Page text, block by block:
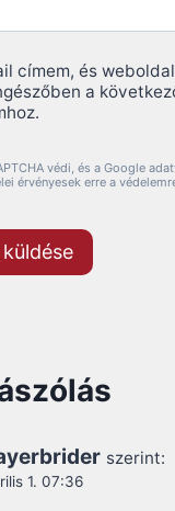
címem, és
a
védi, és a Google
érvényesek erre a
szerint:
1. 07:36